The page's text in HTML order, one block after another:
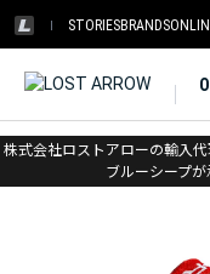
STORIESBRANDS
株式会社ロストアローの輸入
ブルーシープが
ホーム > アウトレット > ク